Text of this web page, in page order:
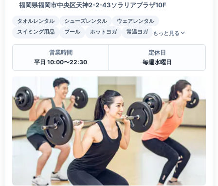
福岡県福岡市中央区天神2-2-43ソラリアプラザ10F
タオルレンタル シューズレンタル
ウェアレンタル
スイミング用品
プール ホットヨガ 常温ヨガ もっと見る
営業時間
平日 10:00〜22:30
定休日
毎週水曜日